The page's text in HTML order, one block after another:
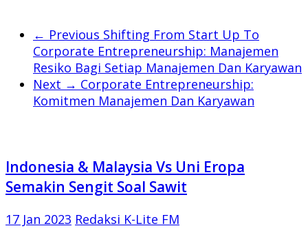
← Previous Shifting From Start Up To
Corporate Entrepreneurship: Manajemen
Resiko Bagi Setiap Manajemen Dan Karyawan
Next → Corporate Entrepreneurship:
Komitmen Manajemen Dan Karyawan
Indonesia & Malaysia Vs Uni Eropa
Semakin Sengit Soal Sawit
17 Jan 2023 Redaksi K-Lite FM